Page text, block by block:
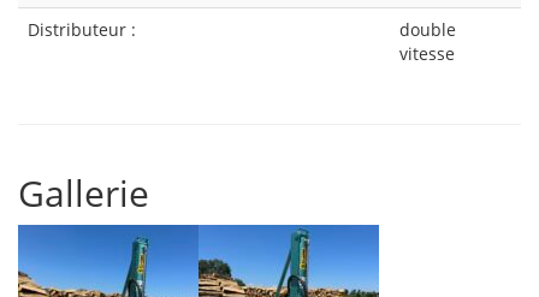
Distributeur :
double
vitesse
Gallerie